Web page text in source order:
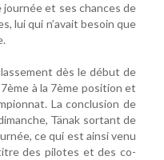
et ses chances de
lui qui n’avait besoin que
dès le début de
à la 7ème position et
La conclusion de
Tänak sortant de
ce qui est ainsi venu
des pilotes et des co-